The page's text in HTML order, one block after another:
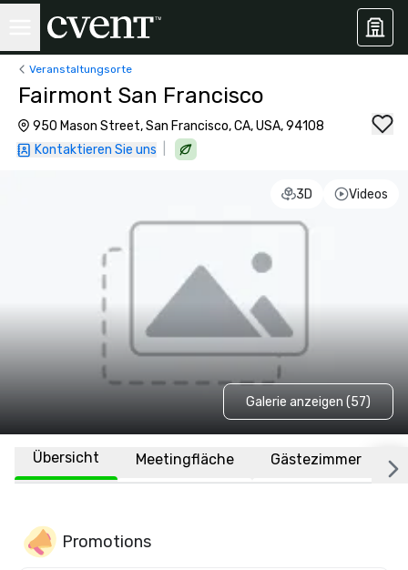
Veranstaltungsorte
Fairmont San Francisco
950 Mason Street, San Francisco, CA, USA, 94108
Kontaktieren Sie uns
3D Videos
Galerie anzeigen (57)
Übersicht Meetingfläche Gästezimmer
Promotions